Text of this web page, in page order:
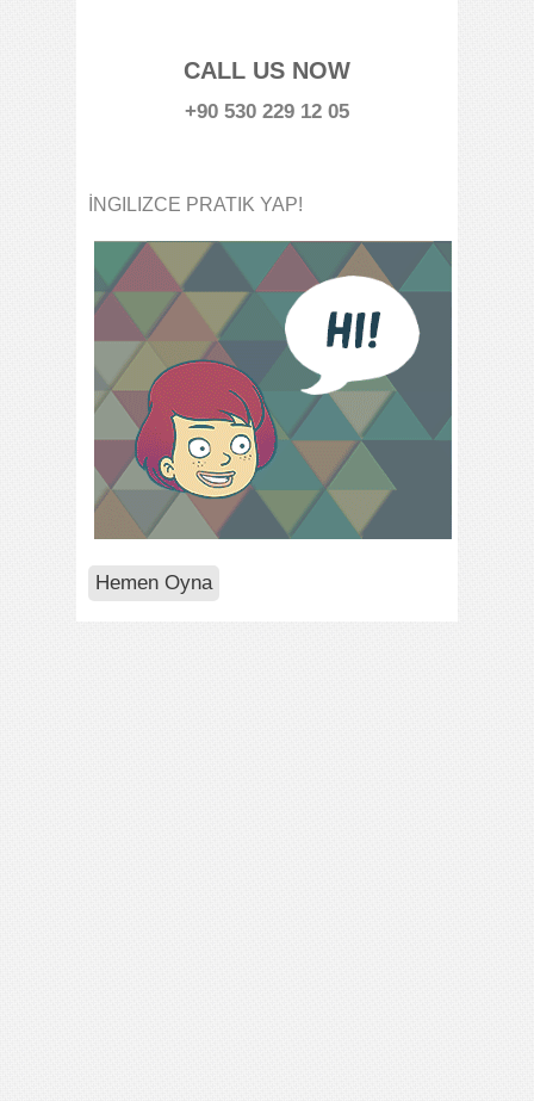
CALL US NOW
+90 530 229 12 05
İNGILIZCE PRATIK YAP!
Hemen Oyna